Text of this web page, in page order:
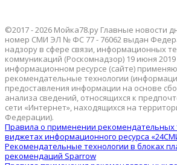
©2017 - 2026 Мойка78.ру Главные новости
номер СМИ ЭЛ № ФС 77 - 76062 выдан
надзору в сфере связи, информационных
коммуникаций (Роскомнадзор) 19 июня
информационном ресурсе (сайте)
рекомендательные технологии
предоставления информации на основе
анализа сведений, относящихся к
сети «Интернет», находящихся на
Федерации).
Правила о применении рекомендательных
виджетах информационного ресурса
Рекомендательные технологии в блоках
рекомендаций Sparrow